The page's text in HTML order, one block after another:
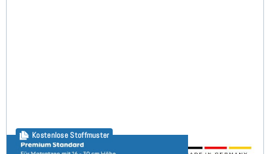
Kostenlose Stoffmuster